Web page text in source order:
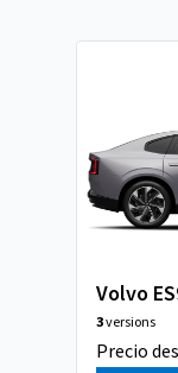
Volvo
3versions
Precio